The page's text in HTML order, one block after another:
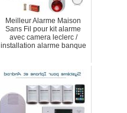
Meilleur Alarme Maison
Sans Fil pour kit alarme
avec camera leclerc /
installation alarme banque